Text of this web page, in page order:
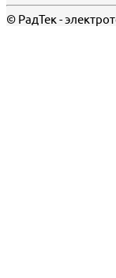
© РадТек -